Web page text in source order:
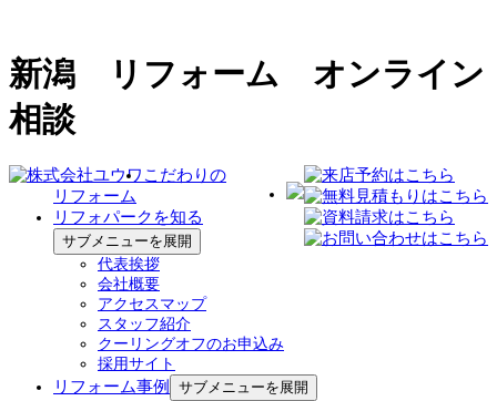
新潟 リフォーム オンライン
相談
こだわりの
リフォーム
リフォパークを知る
サブメニューを展開
代表挨拶
会社概要
アクセスマップ
スタッフ紹介
クーリングオフのお申込み
採用サイト
リフォーム事例
サブメニューを展開